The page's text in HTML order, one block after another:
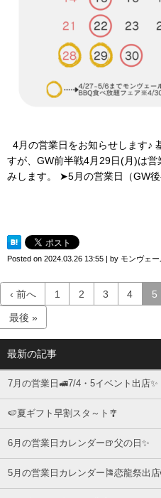
4月の営業日をお知らせします♪
すが、GW前半戦4月29日(月)は
みします。 ➤5月の営業日（GW
Posted on 2024.03.26 13:55 by モンヴェー
‹ 前へ 1 2 3 4 5
最後 »
最新の記事
7月の営業日🚅7/4・5イベント出店✨
🍉夏ギフト早割スタ～ト🎐
6月の営業日カレンダー🍺父の日✨
5月の営業日カレンダー🎏恋龍祭出